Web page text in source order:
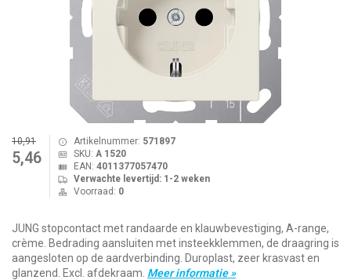
10,91
5,46
Artikelnummer: 571897
SKU: A 1520
EAN: 4011377057470
Verwachte levertijd: 1-2 weken
Voorraad: 0
JUNG stopcontact met randaarde en klauwbevestiging, A-range,
crème. Bedrading aansluiten met insteekklemmen, de draagring is
aangesloten op de aardverbinding. Duroplast, zeer krasvast en
glanzend. Excl. afdekraam. Meer informatie »